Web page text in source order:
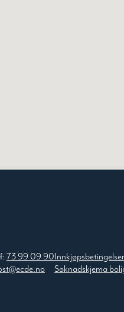
73 99 09 90Innkjøpsbetingelser
Søknadskjema